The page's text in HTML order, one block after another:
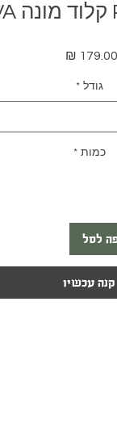
גודל *
כמות *
לסל
קנה עכשיו